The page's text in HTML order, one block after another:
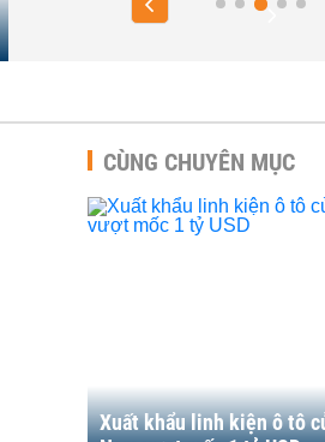
CÙNG CHUYÊN MỤC
Xuất khẩu linh kiện ô tô